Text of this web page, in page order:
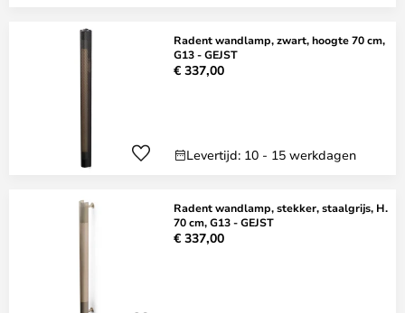
Radent wandlamp, zwart, hoogte 70 cm,
G13 - GEJST
€ 337,00
Levertijd: 10 - 15 werkdagen
Radent wandlamp, stekker, staalgrijs, H.
70 cm, G13 - GEJST
€ 337,00